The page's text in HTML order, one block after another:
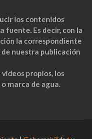
los contenidos
fuente. Es decir, con la
la correspondiente
nuestra publicación
propios, los
marca de agua.